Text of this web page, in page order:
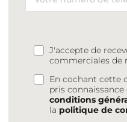
J'accepte de
commerciales de
En cochant cette
pris
conditions
la politique de